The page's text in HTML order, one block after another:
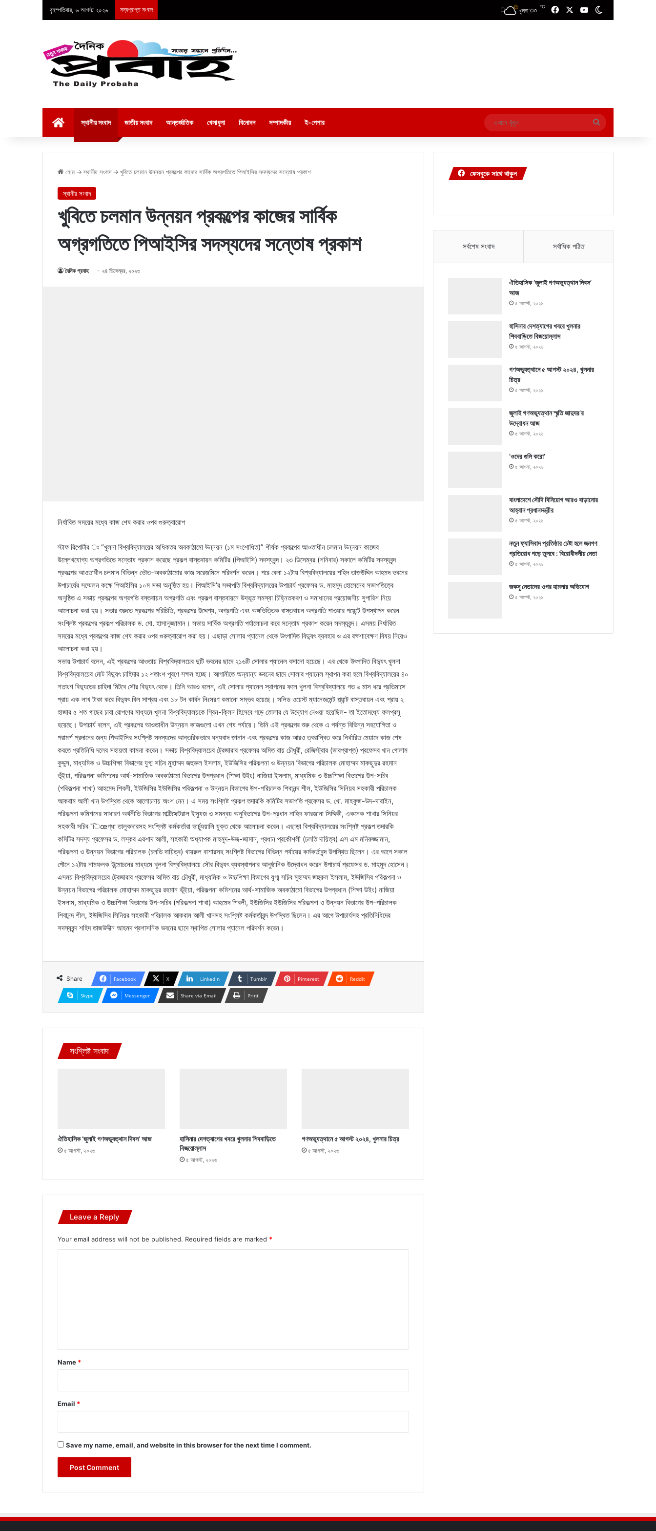
বৃহস্পতিবার, ৬ আগস্ট ২০২৬ সদ্যপ্রাপ্ত সংবাদ খুলনা ৩০ ℃ FacebookYouTube
স্থানীয় সংবাদ জাতীয় সংবাদ আন্তর্জাতিক খেলাধুলা বিনোদন সম্পাদকীয় ই-পেপার
এখানে
খুঁজুন
হোম → স্থানীয় সংবাদ → খুবিতে চলমান উন্নয়ন প্রকল্পের কাজের সার্বিক অগ্রগতিতে পিআইসির সদস্যদের সন্তোষ প্রকাশ
স্থানীয় সংবাদ
খুবিতে চলমান উন্নয়ন প্রকল্পের কাজের সার্বিক
অগ্রগতিতে পিআইসির সদস্যদের সন্তোষ প্রকাশ
দৈনিক প্রবাহ ২৪ ডিসেম্বর, ২০২৩
নির্ধারিত সময়ের মধ্যে কাজ শেষ করার ওপর গুরুত্বারোপ
স্টাফ রিপোর্টার ঃ “খুলনা বিশ্ববিদ্যালয়ের অধিকতর অবকাঠামো উন্নয়ন (১ম সংশোধিত)” শীর্ষক প্রকল্পের আওতাধীন চলমান উন্নয়ন কাজের
উল্লেখযোগ্য অগ্রগতিতে সন্তোষ প্রকাশ করেছে প্রকল্প বাস্তবায়ন কমিটির (পিআইসি) সদস্যবৃন্দ। ২৩ ডিসেম্বর (শনিবার) সকালে কমিটির সদস্যবৃন্দ
প্রকল্পের আওতাধীন চলমান বিভিন্ন ভৌত-অবকাঠামোর কাজ সরেজমিনে পরিদর্শন করেন। পরে বেলা ১২টায় বিশ্ববিদ্যালয়ের শহিদ তাজউদ্দিন আহমদ ভবনের
উপাচার্যের সম্মেলন কক্ষে পিআইসির ১০ম সভা অনুষ্ঠিত হয়। পিআইসি’র সভাপতি বিশ্ববিদ্যালয়ের উপাচার্য প্রফেসর ড. মাহমুদ হোসেনের সভাপতিত্বে
অনুষ্ঠিত এ সভায় প্রকল্পের অগ্রগতি বস্তবায়ন অগ্রগতি এবং প্রকল্প বাস্তবায়নে উদ্ভূত সমস্যা চিহ্নিতকরণ ও সমাধানের প্রয়োজনীয় সুপারিশ নিয়ে
আলোচনা করা হয়। সভার শুরুতে প্রকল্পের পরিচিতি, প্রকল্পের উদ্দেশ্য, অগ্রগতি এবং অঙ্গভিত্তিক বাস্তবায়ন অগ্রগতি পাওয়ার পয়েন্টে উপস্থাপন করেন
সংশ্লিষ্ট প্রকল্পের প্রকল্প পরিচালক ড. মো. হাসানুজ্জামান। সভায় সার্বিক অগ্রগতি পর্যালোচনা করে সন্তোষ প্রকাশ করেন সদস্যবৃন্দ। এসময় নির্ধারিত
সময়ের মধ্যে প্রকল্পের কাজ শেষ করার ওপর গুরুত্বারোপ করা হয়। এছাড়া সোলার প্যানেল থেকে উৎপাদিত বিদ্যুৎ ব্যবহার ও এর রক্ষণাবেক্ষণ বিষয় নিয়েও
আলোচনা করা হয়।
সভায় উপাচার্য বলেন, এই প্রকল্পের আওতায় বিশ্ববিদ্যালয়ের দুটি ভবনের ছাদে ২১৬টি সোলার প্যানেল বসানো হয়েছে। এর থেকে উৎপাদিত বিদ্যুৎ খুলনা
বিশ্ববিদ্যালয়ের মোট বিদ্যুৎ চাহিদার ১২ শতাংশ পূরণে সক্ষম হচ্ছে। আগামীতে অন্যান্য ভবনের ছাদে সোলার প্যানেল স্থাপন করা হলে বিশ্ববিদ্যালয়ের ৪০
শতাংশ বিদ্যুতের চাহিদা মিটবে সৌর বিদ্যুৎ থেকে। তিনি আরও বলেন, এই সোলার প্যানেল স্থাপনের ফলে খুলনা বিশ্ববিদ্যালয়ে গত ৬ মাস ধরে প্রতিমাসে
প্রায় এক লাখ টাকা করে বিদ্যুৎ বিল সাশ্রয় এবং ১৮ টন কার্বন নিঃসরণ কমানো সম্ভব হয়েছে। সলিড ওয়েস্ট ম্যানেজমেন্ট প্ল্যান্ট বাস্তবায়ন এবং প্রায় ২
হাজার ৫ শত গাছের চারা রোপণের মাধ্যমে খুলনা বিশ্ববিদ্যালয়কে গ্রিন-ক্লিন হিসেবে গড়ে তোলার যে উদ্যোগ নেওয়া হয়েছিল- তা ইতোমধ্যে ফলপ্রসূ
হয়েছে। উপাচার্য বলেন, এই প্রকল্পের আওতাধীন উন্নয়ন কাজগুলো এখন শেষ পর্যায়ে। তিনি এই প্রকল্পের শুরু থেকে এ পর্যন্ত বিভিন্ন সহযোগিতা ও
পরামর্শ প্রদানের জন্য পিআইসির সংশ্লিষ্ট সদস্যদের আন্তরিকভাবে ধন্যবাদ জানান এবং প্রকল্পের কাজ আরও ত্বরান্বিত করে নির্ধারিত মেয়াদে কাজ শেষ
করতে প্রতিনিধি দলের সহায়তা কামনা করেন। সভায় বিশ্ববিদ্যালয়ের ট্রেজারার প্রফেসর অমিত রায় চৌধুরী, রেজিস্ট্রার (ভারপ্রাপ্ত) প্রফেসর খান গোলাম
কুদ্দুস, মাধ্যমিক ও উচ্চশিক্ষা বিভাগের যুগ্ম সচিব মুহাম্মদ জহুরুল ইসলাম, ইউজিসির পরিকল্পনা ও উন্নয়ন বিভাগের পরিচালক মোহাম্মদ মাকছুদুর রহমান
ভূঁইয়া, পরিকল্পনা কমিশনের আর্থ-সামাজিক অবকাঠামো বিভাগের উপপ্রধান (শিক্ষা উইং) নাজিয়া ইসলাম, মাধ্যমিক ও উচ্চশিক্ষা বিভাগের উপ-সচিব
(পরিকল্পনা শাখা) আহমেদ শিবলী, ইউজিসির ইউজিসির পরিকল্পনা ও উন্নয়ন বিভাগের উপ-পরিচালক শিবানন্দ শীল, ইউজিসির সিনিয়র সহকারী পরিচালক
আকরাম আলী খান উপস্থিত থেকে আলোচনায় অংশ নেন। এ সময় সংশ্লিষ্ট প্রকল্প তদারকি কমিটির সভাপতি প্রফেসর ড. খো. মাহফুজ-উদ-দারাইন,
পরিকল্পনা কমিশনের সাধারণ অর্থনীতি বিভাগের মাল্টিসেক্টরাল ইস্যুজ ও সমন্বয় অনুবিভাগের উপ-প্রধান নাহিদ ফারজানা সিদ্দিকী, একনেক শাখার সিনিয়র
সহকারী সচিব ¯িœগ্ধা তালুকদারসহ সংশ্লিষ্ট কর্মকর্তারা ভার্চ্যুয়ালি যুক্ত থেকে আলোচনা করেন। এছাড়া বিশ্ববিদ্যালয়ের সংশ্লিষ্ট প্রকল্প তদারকি
কমিটির সদস্য প্রফেসর ড. লস্কর এরশাদ আলী, সহকারী অধ্যাপক মাহমুদ-উজ-জামান, প্রধান প্রকৌশলী (চলতি দায়িত্ব) এস এম মনিরুজ্জামান,
পরিকল্পনা ও উন্নয়ন বিভাগের পরিচালক (চলতি দায়িত্ব) খায়রুল বাশারসহ সংশ্লিষ্ট বিভাগের বিভিন্ন পর্যায়ের কর্মকর্তাবৃন্দ উপস্থিত ছিলেন। এর আগে সকাল
পৌনে ১২টায় নামফলক উন্মোচনের মাধ্যমে খুলনা বিশ্ববিদ্যালয়ে সৌর বিদ্যুৎ ব্যবস্থাপনার আনুষ্ঠানিক উদ্বোধন করেন উপাচার্য প্রফেসর ড. মাহমুদ হোসেন।
এসময় বিশ্ববিদ্যালয়ের ট্রেজারার প্রফেসর অমিত রায় চৌধুরী, মাধ্যমিক ও উচ্চশিক্ষা বিভাগের যুগ্ম সচিব মুহাম্মদ জহুরুল ইসলাম, ইউজিসির পরিকল্পনা ও
উন্নয়ন বিভাগের পরিচালক মোহাম্মদ মাকছুদুর রহমান ভূঁইয়া, পরিকল্পনা কমিশনের আর্থ-সামাজিক অবকাঠামো বিভাগের উপপ্রধান (শিক্ষা উইং) নাজিয়া
ইসলাম, মাধ্যমিক ও উচ্চশিক্ষা বিভাগের উপ-সচিব (পরিকল্পনা শাখা) আহমেদ শিবলী, ইউজিসির ইউজিসির পরিকল্পনা ও উন্নয়ন বিভাগের উপ-পরিচালক
শিবানন্দ শীল, ইউজিসির সিনিয়র সহকারী পরিচালক আকরাম আলী খানসহ সংশ্লিষ্ট কর্মকর্তাবৃন্দ উপস্থিত ছিলেন। এর আগে উপাচার্যসহ প্রতিনিধিদের
সদস্যবৃন্দ শহিদ তাজউদ্দীন আহমদ প্রশাসনিক ভবনের ছাদে স্থাপিত সোলার প্যানেল পরিদর্শন করেন।
Share Facebook X LinkedIn Tumblr Pinterest Reddit
Skype Messenger Share via Email Print
সংশ্লিষ্ট সংবাদ
ঐতিহাসিক ‘জুলাই গণঅভ্যুত্থান দিবস’ আজ
৫ আগস্ট, ২০২৬
হাসিনার দেশত্যাগের খবরে খুলনার শিববাড়িতে
বিজয়োল্লাস
৫ আগস্ট, ২০২৬
গণঅভ্যুত্থানে ৫ আগস্ট ২০২৪, খুলনার চিত্র
৫ আগস্ট, ২০২৬
Leave a Reply
Your email address will not be published. Required fields are marked *
*
Name *
Email *
Save my name, email, and website in this browser for the next time I comment.
ফেসবুকে সাথে থাকুন
সর্বশেষ সংবাদ সর্বাধিক পঠিত
ঐতিহাসিক ‘জুলাই গণঅভ্যুত্থান দিবস’
আজ
৫ আগস্ট, ২০২৬
হাসিনার দেশত্যাগের খবরে খুলনার
শিববাড়িতে বিজয়োল্লাস
৫ আগস্ট, ২০২৬
গণঅভ্যুত্থানে ৫ আগস্ট ২০২৪, খুলনার
চিত্র
৫ আগস্ট, ২০২৬
জুলাই গণঅভ্যুত্থান স্মৃতি জাদুঘর’র
উদ্বোধন আজ
৫ আগস্ট, ২০২৬
‘ওদের গুলি করো’
৫ আগস্ট, ২০২৬
বাংলাদেশে সৌদি বিনিয়োগ আরও বাড়ানোর
আহ্বান প্রধানমন্ত্রীর
৫ আগস্ট, ২০২৬
নতুন ফ্যাসিবাদ প্রতিষ্ঠার চেষ্টা হলে জনগণ
প্রতিরোধ গড়ে তুলবে : বিরোধীদলীয় নেতা
৫ আগস্ট, ২০২৬
জকসু নেতাদের ওপর হামলার অভিযোগ
৫ আগস্ট, ২০২৬